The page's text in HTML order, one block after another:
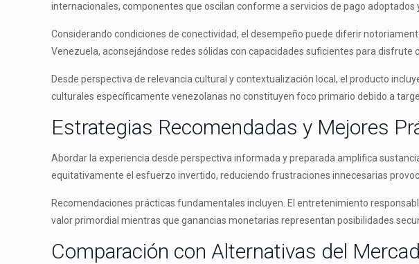
internacionales, componentes que oscilan conforme a servicios de pago
Considerando condiciones de conectividad, el desempeño puede diferir
Venezuela, aconsejándose redes sólidas con capacidades suficientes para
Desde perspectiva de relevancia cultural y contextualización local, el producto
culturales específicamente venezolanas no constituyen foco primario debido a
Estrategias Recomendadas y Mejores
Abordar la experiencia desde perspectiva informada y preparada amplifica
equitativamente el esfuerzo invertido, reduciendo frustraciones innecesarias
Recomendaciones prácticas fundamentales incluyen. El entretenimiento
valor primordial mientras que ganancias monetarias representan posibilidades
Comparación con Alternativas del